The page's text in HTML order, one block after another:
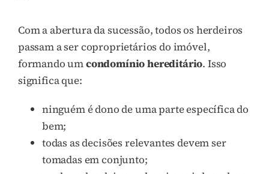
Com a abertura da sucessão, todos os herdeiros
passam a ser coproprietários do imóvel,
formando umcondomínio hereditário. Isso
significa que:
ninguém é dono de uma parte específica do
bem;
todas as decisões relevantes devem ser
tomadas em conjunto;